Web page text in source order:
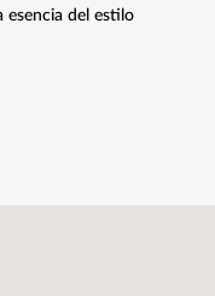
esencia del estilo